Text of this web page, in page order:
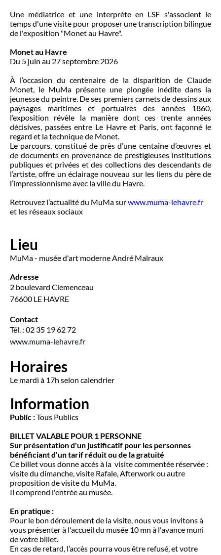
Une médiatrice et une interprète en LSF s'associent le
temps d'une visite pour proposer une transcription bilingue
de l'exposition "Monet au Havre".
Monet au Havre
Du 5 juin au 27 septembre 2026
À l’occasion du centenaire de la disparition de Claude
Monet, le MuMa présente une plongée inédite dans la
jeunesse du peintre. De ses premiers carnets de dessins aux
paysages maritimes et portuaires des années 1860,
l’exposition révèle la manière dont ces trente années
décisives, passées entre Le Havre et Paris, ont façonné le
regard et la technique de Monet.
Le parcours, constitué de près d’une centaine d’œuvres et
de documents en provenance de prestigieuses institutions
publiques et privées et des collections des descendants de
l’artiste, offre un éclairage nouveau sur les liens du père de
l’impressionnisme avec la ville du Havre.
Retrouvez l’actualité du MuMa surwww.muma-lehavre.fr
et les réseaux sociaux
Lieu
MuMa - musée d'art moderne André Malraux
Adresse
2 boulevard Clemenceau
76600 LE HAVRE
Contact
Tél. : 02 35 19 62 72
www.muma-lehavre.fr
Horaires
Le mardi à 17h selon calendrier
Information
Public :Tous Publics
BILLET VALABLE POUR 1 PERSONNE
Sur présentation d'un justificatif pour les personnes
bénéficiant d'un tarif réduit ou de la gratuité
Ce billet vous donne accès à la visite commentée réservée :
visite du dimanche, visite Rafale, Afterwork ou autre
proposition de visite du MuMa.
Il comprend l'entrée au musée.
En pratique :
Pour le bon déroulement de la visite, nous vous invitons à
vous présenter à l'accueil du musée 10 mn à l'avance muni
de votre billet.
En cas de retard, l’accès pourra vous être refusé, et votre